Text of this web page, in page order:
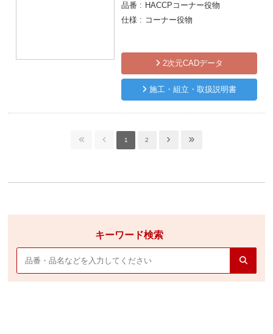
品番
HACCPコーナー役物
仕様
コーナー役物
2次元CADデータ
施工・組立・取扱説明書
1 2
キーワード検索